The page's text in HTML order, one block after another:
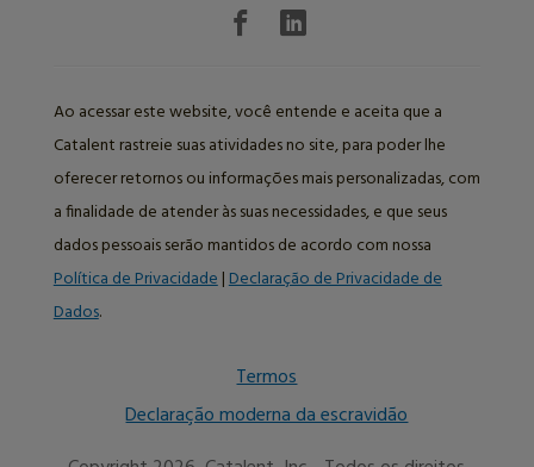
Ao acessar este website, você entende e aceita que a
Catalent rastreie suas atividades no site, para poder lhe
oferecer retornos ou informações mais personalizadas, com
a finalidade de atender às suas necessidades, e que seus
dados pessoais serão mantidos de acordo com nossa
Política de Privacidade|Declaração de Privacidade de
Dados.
Termos
Declaração moderna da escravidão